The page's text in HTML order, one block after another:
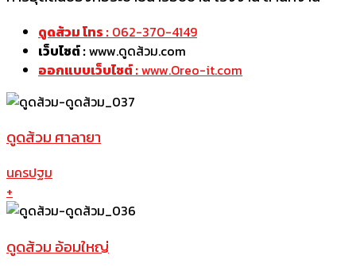
ดูดส้วม โทร : 062-370-4149
เว็บไซต์ :www.ดูดส้วม.com
ออกแบบเว็บไซต์ :www.Oreo-it.com
ดูดส้วม ศาลายา
นครปฐม
+
ดูดส้วม อ้อมใหญ่